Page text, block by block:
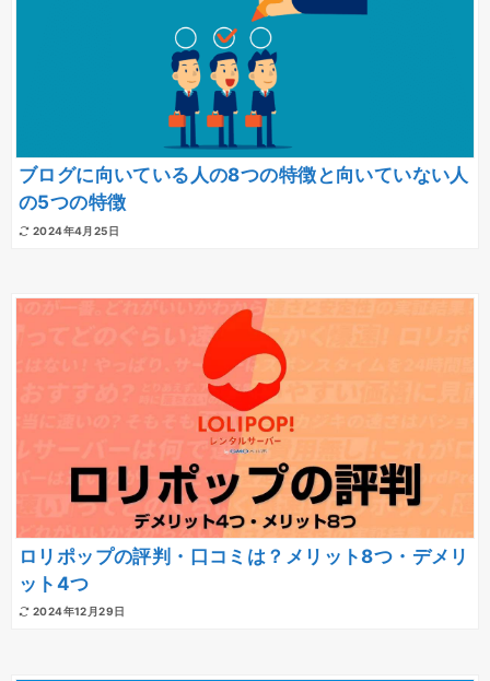
ブログに向いている人の8つの特徴と向いていない人
の5つの特徴
2024年4月25日
ロリポップの評判・口コミは？メリット8つ・デメリ
ット4つ
2024年12月29日